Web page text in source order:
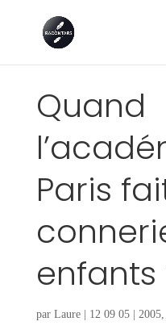
Quand
Paris
par Laure| 12 09 05| 2005,